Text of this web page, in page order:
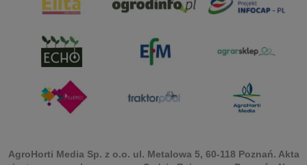
AgroHorti Media Sp. z o.o. ul. Metalowa 5, 60-118 Poznań. Akta